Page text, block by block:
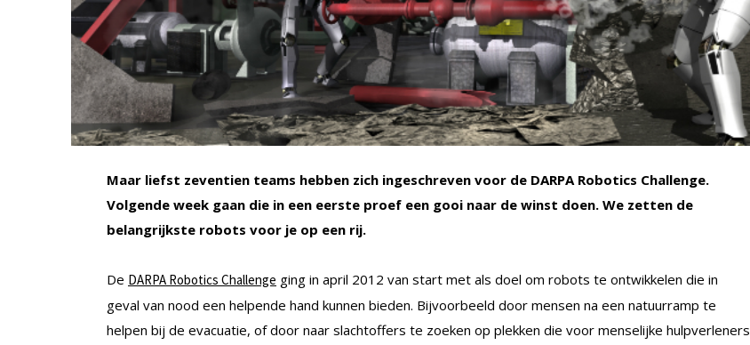
Maar liefst zeventien teams hebben zich ingeschreven voor de DARPA Robotics Challenge.
Volgende week gaan die in een eerste proef een gooi naar de winst doen. We zetten de
belangrijkste robots voor je op een rij.
De DARPA Robotics Challenge ging in april 2012 van start met als doel om robots te ontwikkelen die in
geval van nood een helpende hand kunnen bieden. Bijvoorbeeld door mensen na een natuurramp te
helpen bij de evacuatie, of door naar slachtoffers te zoeken op plekken die voor menselijke hulpverleners